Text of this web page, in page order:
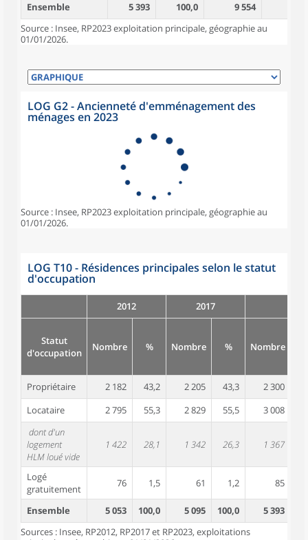
Ensemble
5 393 100,0 9 554
Source : Insee, RP2023 exploitation principale, géographie au
01/01/2026.
LOG G2 - Ancienneté d'emménagement des
ménages en 2023
Source : Insee, RP2023 exploitation principale, géographie au
01/01/2026.
LOG T10 - Résidences principales selon le statut
d'occupation
2012 2017
Statut
d'occupation
Nombre % Nombre % Nombre
Propriétaire 2 182 43,2 2 205 43,3 2 300
Locataire
2 795 55,3 2 829 55,5 3 008
dont d'un
logement
HLM loué vide
1 422 28,1 1 342 26,3 1 367
Logé
gratuitement
76 1,5 61 1,2 85
Ensemble 5 053 100,0 5 095 100,0 5 393
Sources : Insee, RP2012, RP2017 et RP2023, exploitations